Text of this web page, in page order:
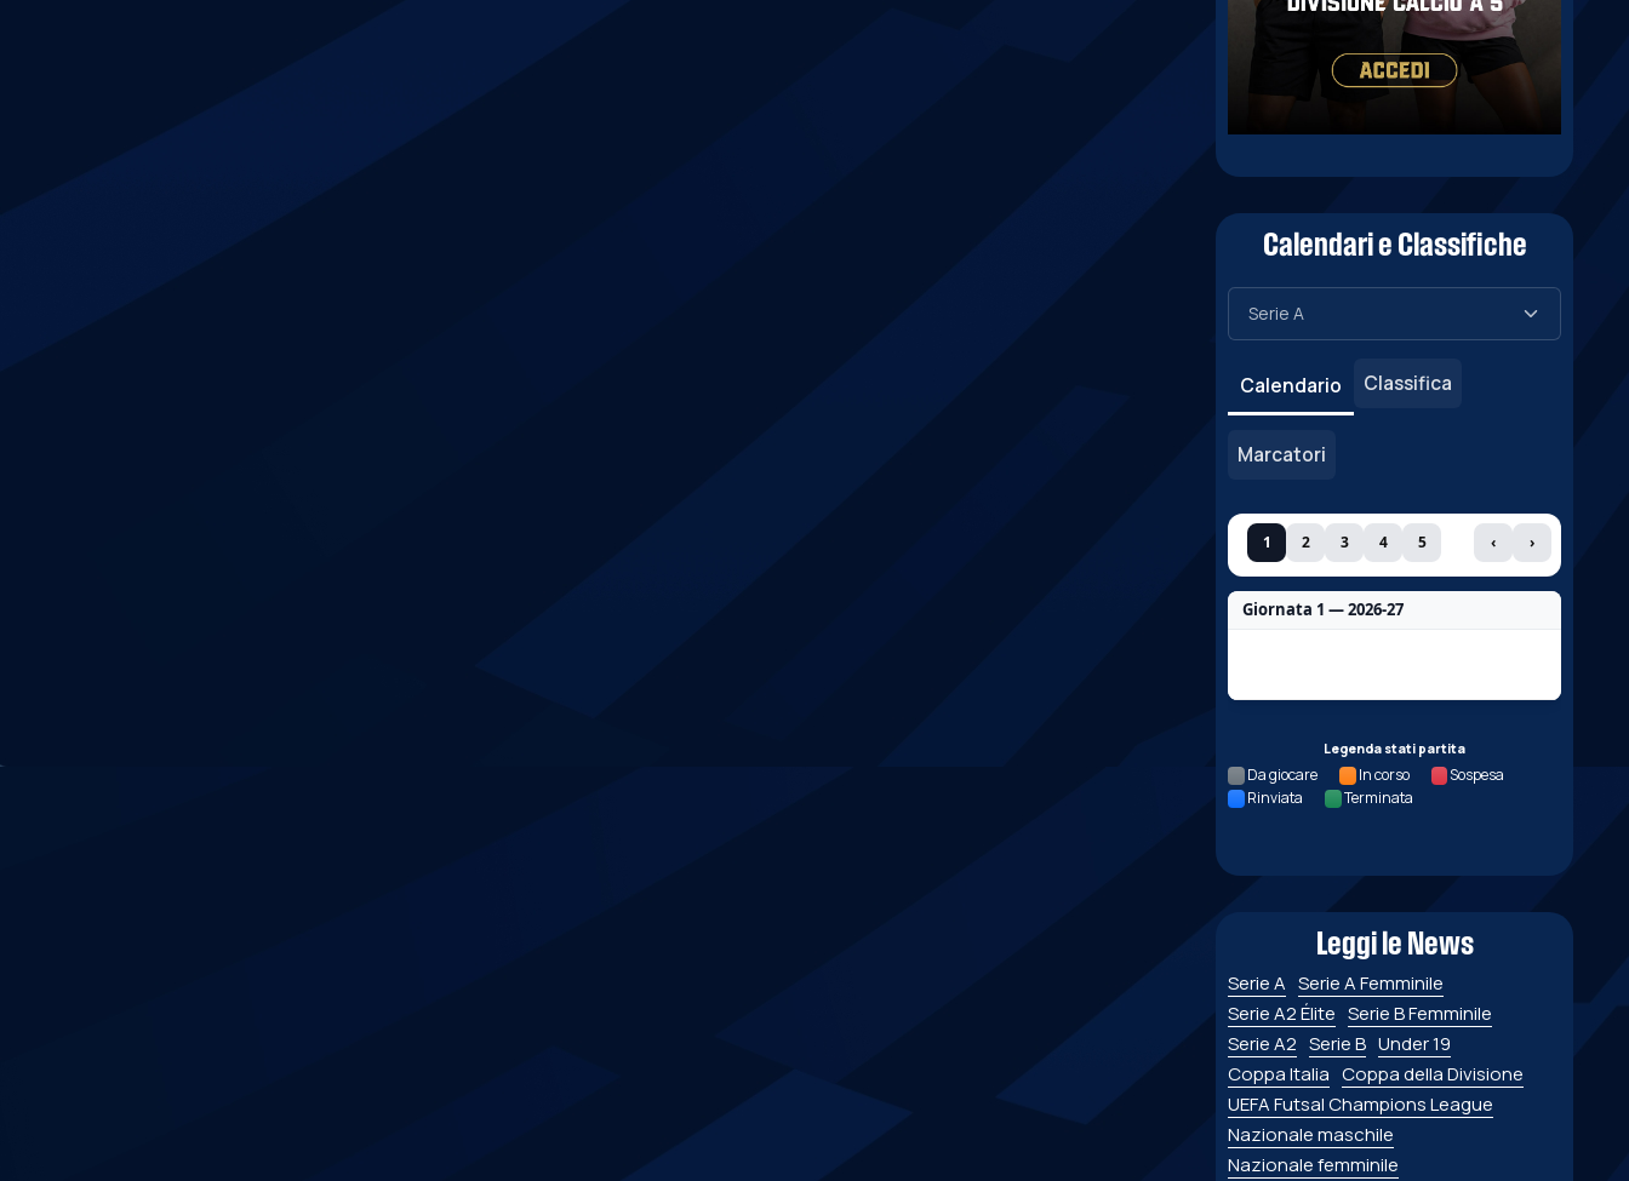
Calendari e Classifiche
Calendario Classifica
Marcatori
1 2 3 4 5 ‹ ›
Giornata 1 — 2026-27
Legenda stati partita
Da giocare In corso
Sospesa
Rinviata
Terminata
Leggi le News
Serie A Serie A Femminile
Serie A2 Élite Serie B Femminile
Serie A2 Serie B Under 19
Coppa Italia Coppa della Divisione
UEFA Futsal Champions League
Nazionale maschile
Nazionale femminile